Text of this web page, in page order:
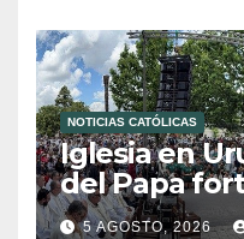
NOTICIAS CATÓLICAS
Iglesia en
del Papa
esperanza
5 AGOSTO, 2026